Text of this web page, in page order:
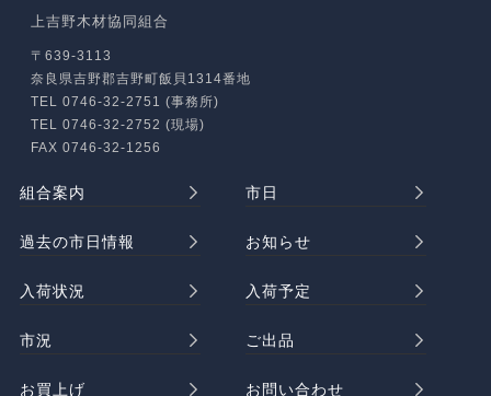
上吉野木材協同組合
〒639-3113
奈良県吉野郡吉野町飯貝1314番地
TEL 0746-32-2751 (事務所)
TEL 0746-32-2752 (現場)
FAX 0746-32-1256
組合案内 市日
過去の市日情報 お知らせ
入荷状況 入荷予定
市況 ご出品
お買上げ お問い合わせ